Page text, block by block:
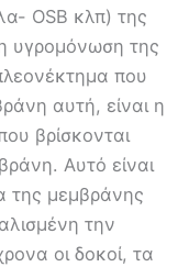
OSB κλπ) της
υγρομόνωση της
που
αυτή, είναι η
βρίσκονται
Αυτό είναι
της μεμβράνης
την
οι δοκοί, τα